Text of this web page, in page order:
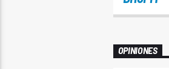
OPINIONES